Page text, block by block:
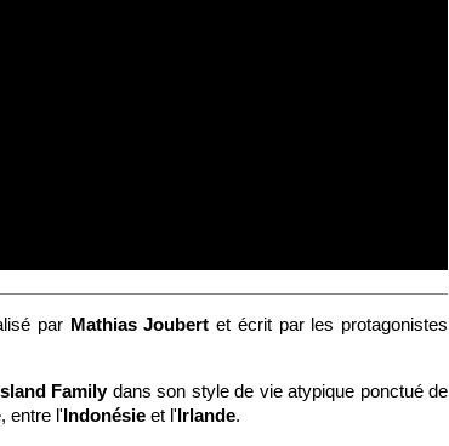
parMathias Joubert et écrit par les protagonistes
Familydans son style de vie atypique ponctué de
entre l'Indonésie et l'Irlande.